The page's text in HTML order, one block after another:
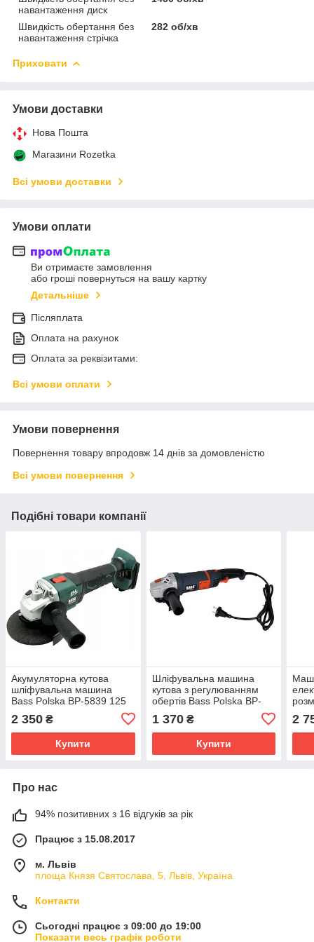
навантаження диск
Швидкість обертання без
навантаження стрічка
282 об/хв
Приховати
Умови доставки
Нова Пошта
Магазини Rozetka
Всі умови доставки
Умови оплати
Ви отримаєте замовлення
або гроші повернуться на вашу картку
Детальніше
Післяплата
Оплата на рахунок
Оплата за реквізитами:
Всі умови оплати
Умови повернення
Повернення товару впродовж 14 днів за домовленістю
Всі умови повернення
Подібні товари компанії
Акумуляторна кутова
шліфувальна машина
Bass Polska BP-5839 125
2 350 ₴
Купити
Шліфувальна машина
кутова з регулюванням
обертів Bass Polska BP-
1 370₴
Купити
2
Про нас
94% позитивних з 16 відгуків за рік
Працює з 15.08.2017
м. Львів
площа Князя Святослава, 5, Львів, Україна
Контакти
Сьогодні працює з 09:00 до 19:00
Показати весь графік роботи